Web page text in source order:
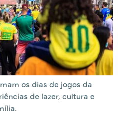
os dias de jogos da
de lazer, cultura e